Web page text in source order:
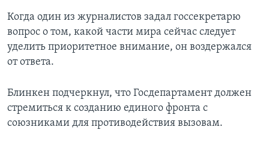
Когда один из журналистов задал госсекретарю
вопрос о том, какой части мира сейчас следует
уделить приоритетное внимание, он воздержался
от ответа.
Блинкен подчеркнул, что Госдепартамент должен
стремиться к созданию единого фронта с
союзниками для противодействия вызовам.